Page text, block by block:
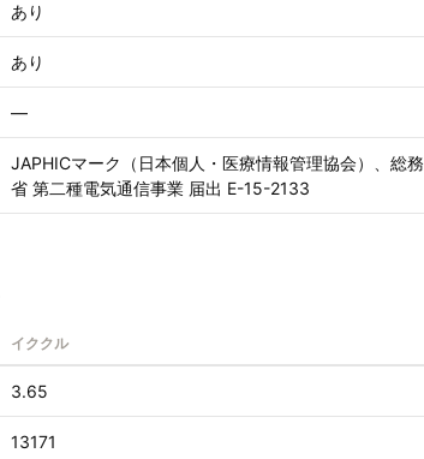
あり
あり
—
JAPHICマーク（日本個人・医療情報管理協会）、総務
省 第二種電気通信事業 届出 E-15-2133
イククル
3.65
13171